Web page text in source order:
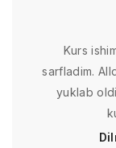
Kurs
sarfladim.
yuklab